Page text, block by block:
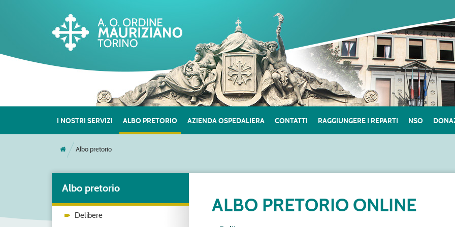
I NOSTRI SERVIZI ALBO PRETORIO AZIENDA OSPEDALIERA CONTATTI RAGGIUNGERE I REPARTI NSO
Albo pretorio
Albo pretorio
Delibere ALBO PRETORIO ONLINE